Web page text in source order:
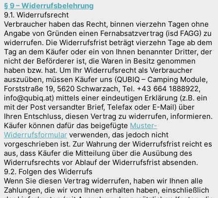
§ 9 – Widerrufsbelehrung
9.1. Widerrufsrecht
Verbraucher haben das Recht, binnen vierzehn Tagen ohne
Angabe von Gründen einen Fernabsatzvertrag (isd FAGG) zu
widerrufen. Die Widerrufsfrist beträgt vierzehn Tage ab dem
Tag an dem Käufer oder ein von Ihnen benannter Dritter, der
nicht der Beförderer ist, die Waren in Besitz genommen
haben bzw. hat. Um Ihr Widerrufsrecht als Verbraucher
auszuüben, müssen Käufer uns (QUBIQ – Camping Module,
Forststraße 19, 5620 Schwarzach, Tel. +43 664 1888922,
info@qubiq.at) mittels einer eindeutigen Erklärung (z.B. ein
mit der Post versandter Brief, Telefax oder E-Mail) über
Ihren Entschluss, diesen Vertrag zu widerrufen, informieren.
Käufer können dafür das beigefügte Muster-
Widerrufsformular verwenden, das jedoch nicht
vorgeschrieben ist. Zur Wahrung der Widerrufsfrist reicht es
aus, dass Käufer die Mitteilung über die Ausübung des
Widerrufsrechts vor Ablauf der Widerrufsfrist absenden.
9.2. Folgen des Widerrufs
Wenn Sie diesen Vertrag widerrufen, haben wir Ihnen alle
Zahlungen, die wir von Ihnen erhalten haben, einschließlich